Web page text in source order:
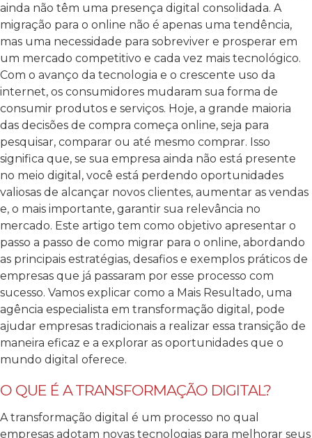
ainda não têm uma presença digital consolidada. A
migração para o online não é apenas uma tendência,
mas uma necessidade para sobreviver e prosperar em
um mercado competitivo e cada vez mais tecnológico.
Com o avanço da tecnologia e o crescente uso da
internet, os consumidores mudaram sua forma de
consumir produtos e serviços. Hoje, a grande maioria
das decisões de compra começa online, seja para
pesquisar, comparar ou até mesmo comprar. Isso
significa que, se sua empresa ainda não está presente
no meio digital, você está perdendo oportunidades
valiosas de alcançar novos clientes, aumentar as vendas
e, o mais importante, garantir sua relevância no
mercado. Este artigo tem como objetivo apresentar o
passo a passo de como migrar para o online, abordando
as principais estratégias, desafios e exemplos práticos de
empresas que já passaram por esse processo com
sucesso. Vamos explicar como a Mais Resultado, uma
agência especialista em transformação digital, pode
ajudar empresas tradicionais a realizar essa transição de
maneira eficaz e a explorar as oportunidades que o
mundo digital oferece.
O QUE É A TRANSFORMAÇÃO DIGITAL?
A transformação digital é um processo no qual
empresas adotam novas tecnologias para melhorar seus